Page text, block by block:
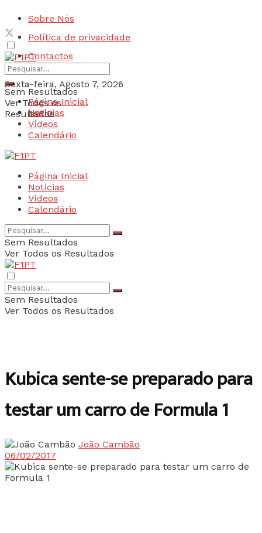
Sobre Nós
Política de privacidade
Contactos
Sexta-feira, Agosto 7, 2026
Login
Sem Resultados
Ver Todos os
Resultados
Página Inicial
Notícias
Vídeos
Calendário
Página Inicial
Notícias
Vídeos
Calendário
Sem Resultados
Ver Todos os Resultados
Sem Resultados
Ver Todos os Resultados
Kubica sente-se preparado para
testar um carro de Formula 1
João Cambão
06/02/2017